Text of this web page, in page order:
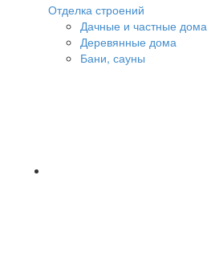
Отделка строений
Дачные и частные дома
Деревянные дома
Бани, сауны